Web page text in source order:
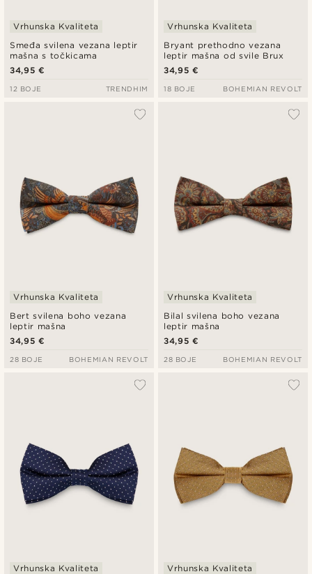
Smeđa svilena vezana leptir
mašna s točkicama
Vrhunska Kvaliteta
34,95 €
12 BOJE TRENDHIM
Bryant prethodno vezana
leptir mašna od svile Brux
Vrhunska Kvaliteta
34,95 €
18 BOJE BOHEMIAN REVOLT
Bert svilena boho vezana
leptir mašna
Vrhunska Kvaliteta
34,95 €
28 BOJE BOHEMIAN REVOLT
Bilal svilena boho vezana
leptir mašna
Vrhunska Kvaliteta
34,95 €
28 BOJE BOHEMIAN REVOLT
Vrhunska Kvaliteta Vrhunska Kvaliteta